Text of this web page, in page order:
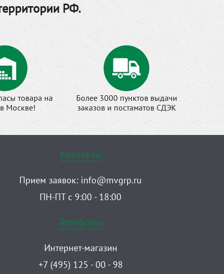
РФ.
товара на
Москве!
Более 3000 пунктов выдачи
заказов и постаматов СДЭК
Контакты
Прием заявок: info@mvgrp.ru
ПН-ПТ с 9:00 - 18:00
Телефоны
Интернет-магазин
+7 (495) 125 - 00 - 98